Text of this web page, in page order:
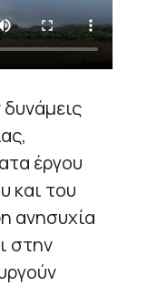
έργου
και του
ανησυχία
στην